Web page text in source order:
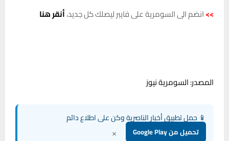
>>انضم الى السومرية على فايبر ليصلك كل جديد،أنقر هنا
المصدر: السومرية نيوز
📱 حمل تطبيق أخبار الناصرية وكن على اطلاع دائم
تحميل من Google Play ×